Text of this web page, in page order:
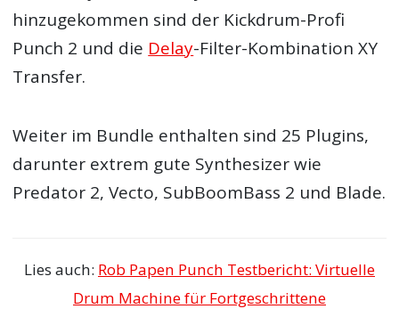
hinzugekommen sind der Kickdrum-Profi
Punch 2 und die Delay-Filter-Kombination XY
Transfer.
Weiter im Bundle enthalten sind 25 Plugins,
darunter extrem gute Synthesizer wie
Predator 2, Vecto, SubBoomBass 2 und Blade.
Lies auch: Rob Papen Punch Testbericht: Virtuelle
Drum Machine für Fortgeschrittene